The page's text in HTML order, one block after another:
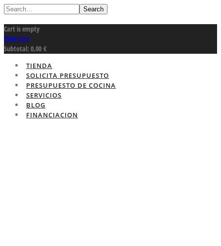
Search
Cart is empty
View Cart
Subtotal: 0,00 €
TIENDA
SOLICITA PRESUPUESTO
PRESUPUESTO DE COCINA
SERVICIOS
BLOG
FINANCIACION